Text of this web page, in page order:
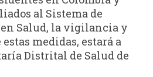
al Sistema de
Salud, la vigilancia y
medidas, estará a
Distrital de Salud de